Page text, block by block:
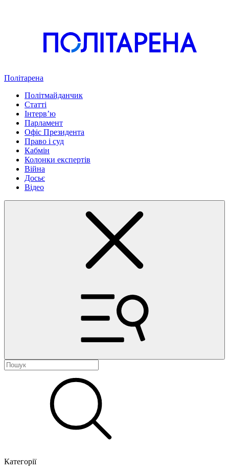
Політарена
Політмайданчик
Статті
Інтервʼю
Парламент
Офіс Президента
Право і суд
Кабмін
Колонки експертів
Війна
Досьє
Відео
Категорії